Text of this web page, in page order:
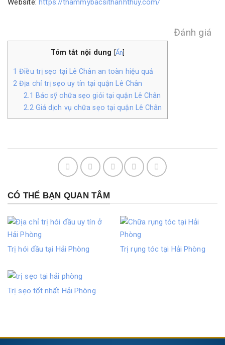
Đánh giá
Tóm tắt nội dung [Ẩn]
1 Điều trị sẹo tại Lê Chân an toàn hiệu quả
2 Địa chỉ trị sẹo uy tín tại quận Lê Chân
2.1
Bác sỹ chữa sẹo giỏi tại quận Lê Chân
2.2 Giá dịch vụ chữa sẹo tại quận Lê Chân
CÓ THỂ BẠN QUAN TÂM
Trị hói đầu tại Hải Phòng Trị rụng tóc tại Hải Phòng
Trị sẹo tốt nhất Hải Phòng